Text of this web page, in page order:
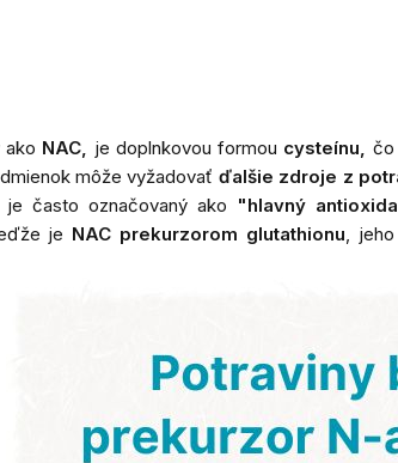
ako NAC, je doplnkovou formou cysteínu, čo
môže vyžadovať ďalšie zdroje z
je často označovaný ako "hlavný
je NAC prekurzorom glutathionu ,